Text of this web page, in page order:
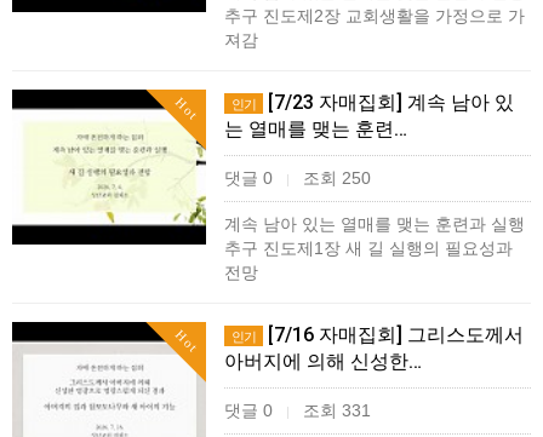
추구 진도제2장 교회생활을 가정으로 가
져감
Hot 인기
[7/23 자매집회] 계속 남아 있
는 열매를 맺는 훈련…
댓글 0 | 조회 250
계속 남아 있는 열매를 맺는 훈련과 실행
추구 진도제1장 새 길 실행의 필요성과
전망
Hot 인기
[7/16 자매집회] 그리스도께서
아버지에 의해 신성한…
댓글 0 | 조회 331